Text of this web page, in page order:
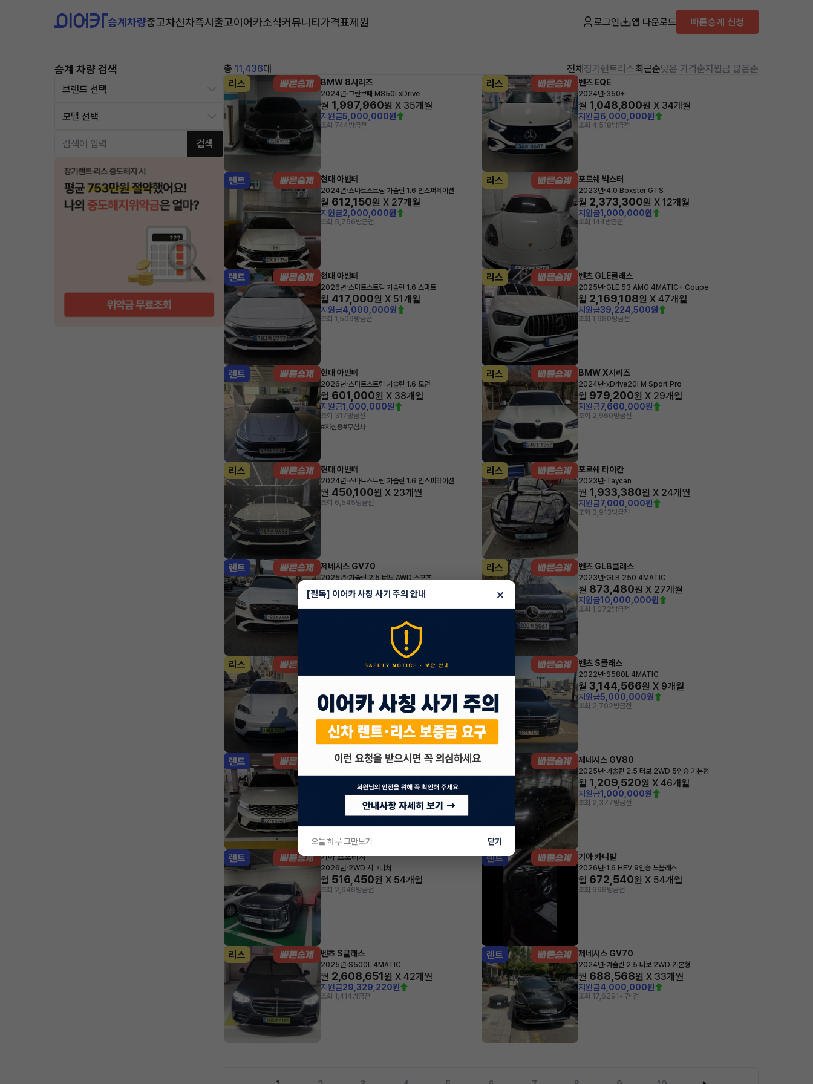
승계차량중고차신차즉시출고이어카소식커뮤니티가격표제원 로그인 앱 다운로드 빠른승계 신청
승계 차량 검색
검색
총 11,436대 전체 장기렌트리스최근순낮은 가격순지원금 많은순
리스
BMW 8시리즈
2024년·그란쿠페 M850i xDrive
월 1,997,960원 X 35개월
지원금5,000,000원
조회 744방금전
리스 벤츠 EQE
2024년·350+
월 1,048,800원 X 34개월
지원금6,000,000원
조회 4,518방금전
렌트 현대 아반떼
2024년·스마트스트림 가솔린 1.6 인스퍼레이션
월 612,150원 X 27개월
지원금2,000,000원
조회 5,756방금전
리스 포르쉐 박스터
2023년·4.0 Boxster GTS
월 2,373,300원 X 12개월
지원금1,000,000원
조회 144방금전
렌트 현대 아반떼
2026년·스마트스트림 가솔린 1.6 스마트
월 417,000원 X 51개월
지원금4,000,000원
조회 1,509방금전
리스 벤츠 GLE클래스
2025년·GLE 53 AMG 4MATIC+ Coupe
월 2,169,108원 X 47개월
지원금39,224,500원
조회 1,980방금전
렌트 현대 아반떼
2026년·스마트스트림 가솔린 1.6 모던
월 601,000원 X 38개월
지원금1,000,000원
조회 317방금전
#저신용#무심사
리스 BMW X시리즈
2024년·xDrive20i M Sport Pro
월 979,200원 X 29개월
지원금7,660,000원
조회 2,960방금전
리스 현대 아반떼
2024년·스마트스트림 가솔린 1.6 인스퍼레이션
월 450,100원 X 23개월
조회 6,545방금전
리스 포르쉐 타이칸
2023년·Taycan
월 1,933,380원 X 24개월
지원금7,000,000원
조회 3,913방금전
렌트 제네시스 GV70
2025년·가솔린 2.5 터보 AWD 스포츠
월 1,076,205원 X36개월
지원금 7,000,000원
조회 4,346방금전
리스 벤츠 GLB클래스
2023년·GLB 250 4MATIC
월 873,480원 X 27개월
지원금10,000,000원
조회 1,072방금전
리스
2025년·Macan 4
지원금8,000,000원
조회 3,505 방금전
벤츠 S클래스
2022년·S580L 4MATIC
월 3,144,566원 X 9개월
지원금5,000,000원
조회 2,702방금전
렌트 르노(삼성) 그랑 콜레오스
582,290원 X50개월
2,000,000원
방금전
제네시스 GV80
2025년·가솔린 2.5 터보 2WD 5인승 기본형
월 1,209,520원 X 46개월
지원금1,000,000원
조회 2,377방금전
렌트 기아 스포티지
2026년·2WD 시그니처
월 516,450원 X 54개월
조회 2,646방금전
렌트 기아 카니발
2026년·1.6 HEV 9인승 노블레스
월 672,540원 X 54개월
조회 968방금전
리스 벤츠 S클래스
2025년·S500L 4MATIC
월 2,608,651원 X 42개월
지원금29,329,220원
조회 1,414방금전
렌트 제네시스 GV70
2024년·가솔린 2.5 터보 2WD 기본형
월 688,568원 X 33개월
지원금4,000,000원
조회 17,6291시간 전
[필독] 이어카 사칭 사기 주의 안내 ×
오늘 하루 그만보기 닫기